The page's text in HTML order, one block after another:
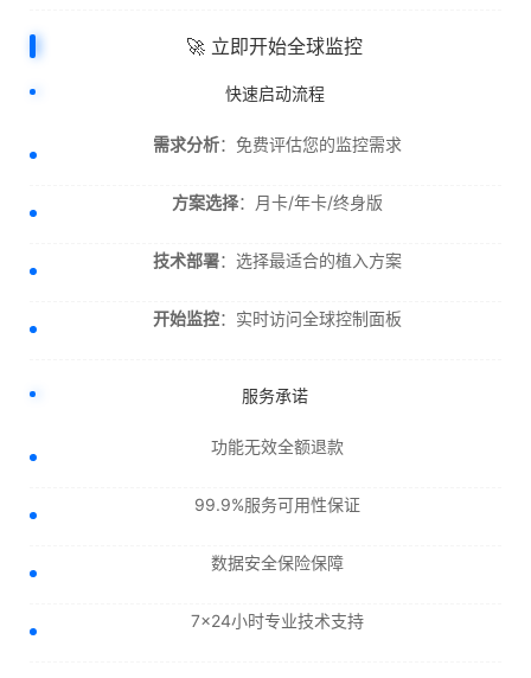
🚀 立即开始全球监控
快速启动流程
需求分析：免费评估您的监控需求
方案选择：月卡/年卡/终身版
技术部署：选择最适合的植入方案
开始监控：实时访问全球控制面板
服务承诺
功能无效全额退款
99.9%服务可用性保证
数据安全保险保障
7×24小时专业技术支持